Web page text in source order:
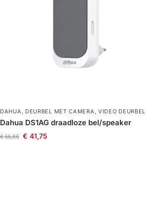
DAHUA, DEURBEL MET CAMERA, VIDEO DEURBEL
Dahua DS1AG draadloze bel/speaker
€55,66 € 41,75